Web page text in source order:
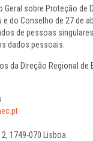
Geral sobre Proteção de
do Conselho de 27 de
de pessoas
dados pessoais.
da Direção Regional
1749-070 Lisboa